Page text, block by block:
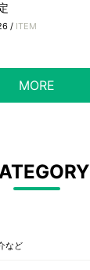
/ ITEM
MORE
など